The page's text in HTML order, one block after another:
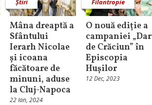
Știri
Mâna dreaptă a
Sfântului
Ierarh Nicolae
și icoana
făcătoare de
minuni, aduse
la Cluj-Napoca
22 Ian, 2024
Filantropie
O nouă ediție a
campaniei „Dar
de Crăciun” în
Episcopia
Hușilor
12 Dec, 2023